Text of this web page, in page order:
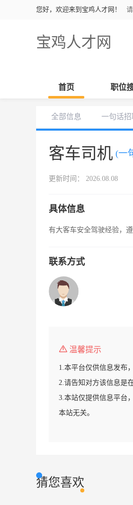
您好，欢迎来到宝鸡人才网！
宝鸡人才网
首页 职位
全部信息 一句话招
客车司机 (一
更新时间： 2026.08.08
具体信息
有大客车安全驾驶经验，
联系方式
温馨提示
1.本平台仅供信息发布
2.请告知对方该信息是
3.本站仅提供信息平台
本站无关。
猜您喜欢